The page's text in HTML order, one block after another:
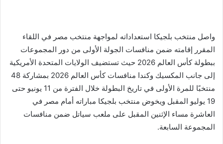
واصل منتخب بلجيكا استعداداته لمواجهة منتخب مصر في اللقاء
المقرر إقامته ضمن منافسات الجولة الأولى من دور المجموعات
ببطولة كأس العالم 2026 حيث تستضيف الولايات المتحدة الأمريكية
إلى جانب المكسيك وكندا منافسات كأس العالم 2026 بمشاركة 48
منتخبًا للمرة الأولى في تاريخ البطولة خلال الفترة من 11 يونيو حتى
19 يوليو المقبل ويخوض منتخب بلجيكا مباراته أمام مصر في
العاشرة مساء الإثنين المقبل على ملعب سياتل ضمن منافسات
المجموعة السابعة.